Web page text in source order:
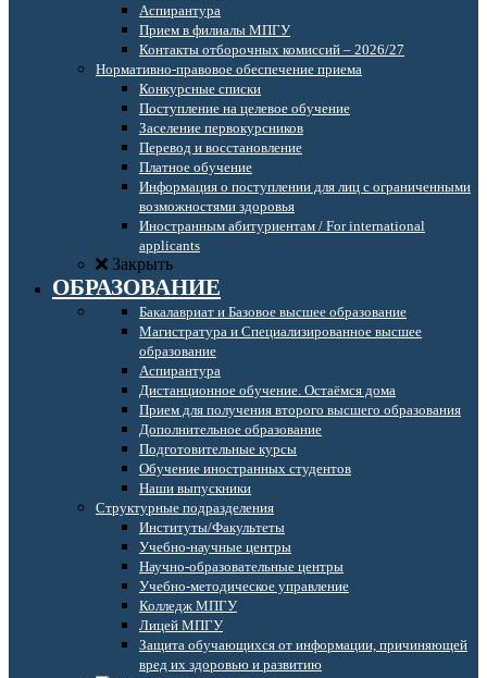
Аспирантура
Прием в филиалы МПГУ
Контакты отборочных комиссий – 2026/27
Нормативно-правовое обеспечение приема
Конкурсные списки
Поступление на целевое обучение
Заселение первокурсников
Перевод и восстановление
Платное обучение
Информация о поступлении для лиц с ограниченными
возможностями здоровья
Иностранным абитуриентам / For international
applicants
Закрыть
ОБРАЗОВАНИЕ
Бакалавриат и Базовое высшее образование
Магистратура и Специализированное высшее
образование
Аспирантура
Дистанционное обучение. Остаёмся дома
Прием для получения второго высшего образования
Дополнительное образование
Подготовительные курсы
Обучение иностранных студентов
Наши выпускники
Структурные подразделения
Институты/Факультеты
Учебно-научные центры
Научно-образовательные центры
Учебно-методическое управление
Колледж МПГУ
Лицей МПГУ
Защита обучающихся от информации, причиняющей
вред их здоровью и развитию